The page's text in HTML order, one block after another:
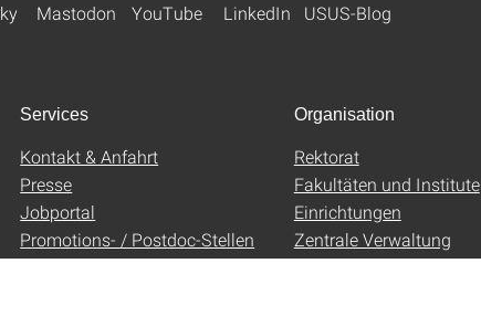
Mastodon YouTube LinkedIn USUS-Blog
Services
Kontakt & Anfahrt
Presse
Jobportal
Promotions- / Postdoc-Stellen
Organisation
Rektorat
Fakultäten und Institute
Einrichtungen
Zentrale Verwaltung